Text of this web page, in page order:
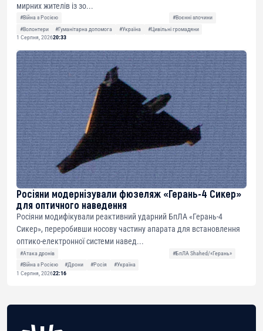
мирних жителів із зо...
#Війна з Росією
#Воєнні злочини
#Волонтери
#Гуманітарна допомога #Україна
#Цивільні громадяни
1 Серпня, 202620:33
Росіяни модернізували фюзеляж «Герань-4 Сикер»
для оптичного наведення
Росіяни модифікували реактивний ударний БпЛА «Герань-4
Сикер», переробивши носову частину апарата для встановлення
оптико-електронної системи навед...
#Атака дронів
#БпЛА Shahed/«Герань»
#Війна з Росією
#Дрони #Росія
#Україна
1 Серпня, 202622:16